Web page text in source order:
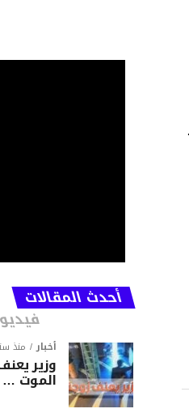
أحدث المقالات
أخبار منذ
وزير
الموت …